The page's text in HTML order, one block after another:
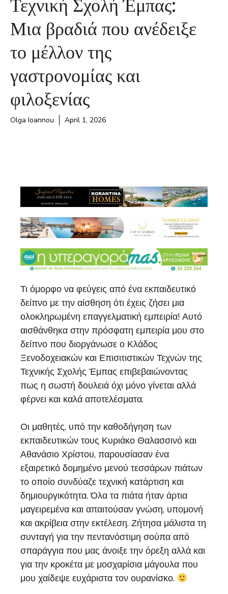
Μια βραδιά που ανέδειξε
το μέλλον της
γαστρονομίας και
φιλοξενίας
Olga Ioannou April 1, 2026
Τι όμορφο να φεύγεις από ένα εκπαιδευτικό
δείπνο με την αίσθηση ότι έχεις ζήσει μια
ολοκληρωμένη επαγγελματική εμπειρία! Αυτό
αισθάνθηκα στην πρόσφατη εμπειρία μου στο
δείπνο που διοργάνωσε ο Κλάδος
Ξενοδοχειακών και Επισιτιστικών Τεχνών της
Τεχνικής Σχολής Έμπας επιβεβαιώνοντας
πως η σωστή δουλειά όχι μόνο γίνεται αλλά
φέρνει και καλά αποτελέσματα.
Οι μαθητές, υπό την καθοδήγηση των
εκπαιδευτικών τους Κυριάκο Θαλασσινό και
Αθανάσιο Χρίστου, παρουσίασαν ένα
εξαιρετικό δομημένο μενού τεσσάρων πιάτων
το οποίο συνδύαζε τεχνική κατάρτιση και
δημιουργικότητα. Όλα τα πιάτα ήταν άρτια
μαγειρεμένα και απαιτούσαν γνώση, υπομονή
και ακρίβεια στην εκτέλεση. Ζήτησα μάλιστα τη
συνταγή για την πεντανόστιμη σούπα από
σπαράγγια που μας άνοιξε την όρεξη αλλά και
για την κροκέτα με μοσχαρίσια μάγουλα που
μου χαίδεψε ευχάριστα τον ουρανίσκο.